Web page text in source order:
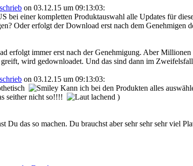
on 03.12.15 um 09:13:03:
bei einer kompletten Produktauswahl alle Updates für
Oder erfolgt der Download erst nach dem Genehmigen
erfolgt immer erst nach der Genehmigung. Aber
wird gedownloadet. Und das sind dann im
on 03.12.15 um 09:13:03:
Kann ich bei den Produkten alles
seither nicht so!!!!
)
Du das so machen. Du brauchst aber sehr sehr sehr viel